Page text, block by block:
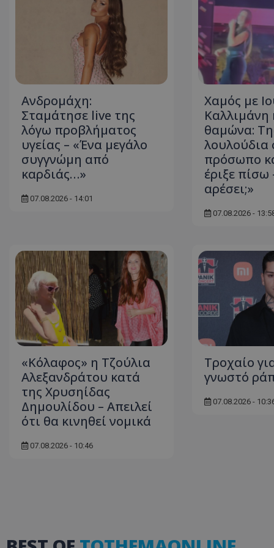
Ανδρομάχη:
Σταμάτησε live της
λόγω προβλήματος
υγείας – «Ένα μεγάλο
συγγνώμη από
καρδιάς…»
07.08.2026 - 14:01
Χαμός με
Καλλιμάνη
θαμώνα:
λουλούδια
πρόσωπο
έριξε πίσω
αρέσει;»
07.08.2026 -
«Κόλαφος» η Τζούλια
Αλεξανδράτου κατά
της Χρυσηίδας
Δημουλίδου – Απειλεί
ότι θα κινηθεί νομικά
07.08.2026 - 10:46
Τροχαίο
γνωστό
07.08.2026 -
__cf_bm
ASP.NET_SessionId
msToken